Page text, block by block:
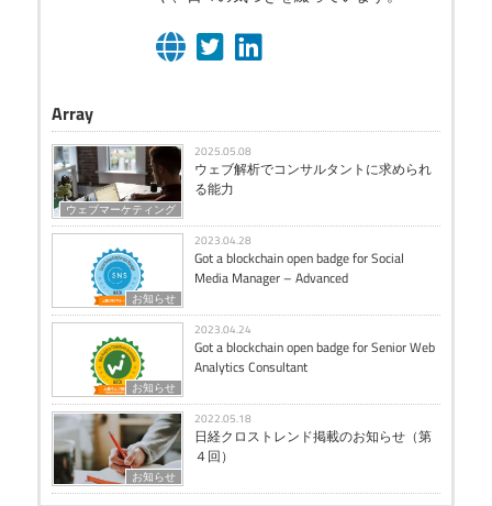
Array
ウェブマーケティング
2025.05.08
ウェブ解析でコンサルタントに求められ
る能力
お知らせ
2023.04.28
Got a blockchain open badge for Social
Media Manager – Advanced
お知らせ
2023.04.24
Got a blockchain open badge for Senior Web
Analytics Consultant
お知らせ
2022.05.18
日経クロストレンド掲載のお知らせ（第
４回）